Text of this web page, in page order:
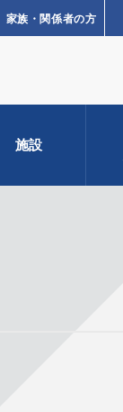
家族・関係者の方
施設